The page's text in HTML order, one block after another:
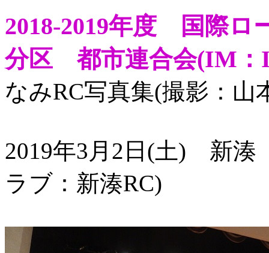
2018-2019年度 国際ロ
分区 都市連合会(IM：
なみRC写真集(撮影：山
2019年3月2日(土) 新
ラブ：新湊RC)